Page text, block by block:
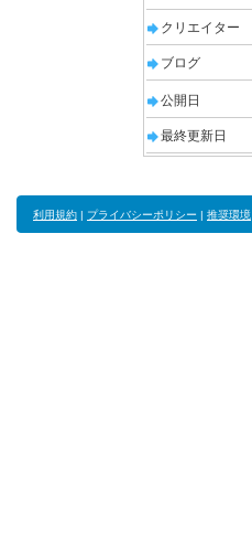
クリエイター
ブログ
公開日
最終更新日
利用規約 | プライバシーポリシー | 推奨環境